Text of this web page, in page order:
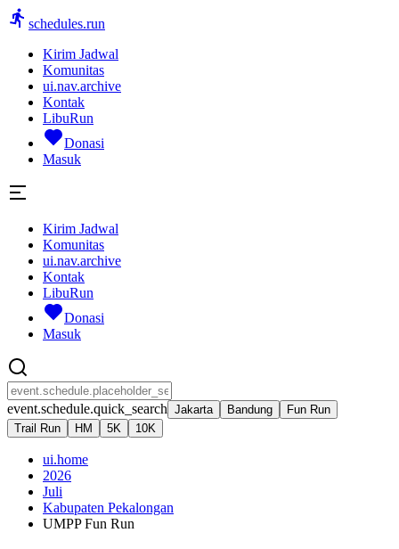
schedules.run
Kirim Jadwal
Komunitas
ui.nav.archive
Kontak
LibuRun
Donasi
Masuk
Kirim Jadwal
Komunitas
ui.nav.archive
Kontak
LibuRun
Donasi
Masuk
event.schedule.quick_search Jakarta Bandung
Fun Run
Trail Run
HM 5K 10K
ui.home
2026
Juli
Kabupaten Pekalongan
UMPP Fun Run